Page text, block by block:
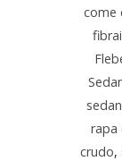
come
rapa
crudo,